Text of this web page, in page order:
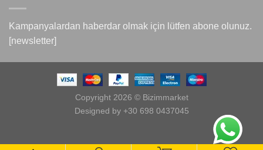
Kampanyalardan haberdar olmak için lütfen abone olunuz.
[newsletter]
Copyright 2026 © Bizimmarket
Designed by +30 698 0437045